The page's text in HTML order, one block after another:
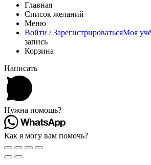
Главная
Список желаний
Меню
Войти / ЗарегистрироватьсяМоя
запись
Корзина
Написать
Нужна помощь?
Как я могу вам помочь?